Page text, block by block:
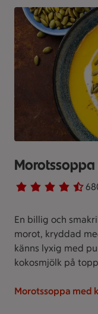
Betyg 4.6 av 5.
680 personer har
En billig och
morot, kryddad
känns lyxig med
kokosmjölk på
Morotssoppa med